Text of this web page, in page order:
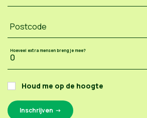
Postcode
Hoeveel extra mensen breng je mee?
Houd me op de hoogte